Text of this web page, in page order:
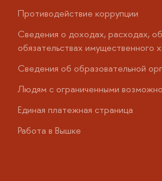
Противодействие коррупции
Сведения о доходах, расходах,
обязательствах имущественного
Сведения об образовательной
Людям с ограниченными
Единая платежная страница
Работа в Вышке